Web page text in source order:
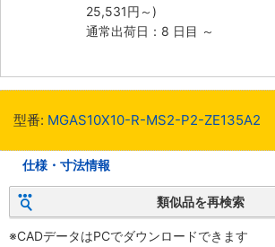
25,531円 ～)
通常出荷日：8 日目 ～
型番: MGAS10X10-R-MS2-P2-ZE135A2
仕様・寸法情報
類似品を再検索
※CADデータはPCでダウンロードできます